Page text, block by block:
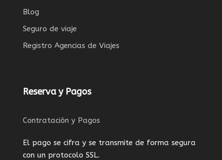
Blog
Seguro de viaje
Registro Agencias de Viajes
Reserva y Pagos
Contratación y Pagos
El pago se cifra y se transmite de forma segura
con un protocolo SSL.